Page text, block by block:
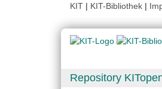
KIT | KIT-Bibliothek |
Repository